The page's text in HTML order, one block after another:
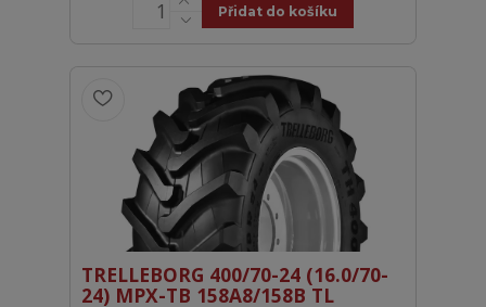
Přidat do košíku
TRELLEBORG 400/70-24 (16.0/70-
24) MPX-TB 158A8/158B TL